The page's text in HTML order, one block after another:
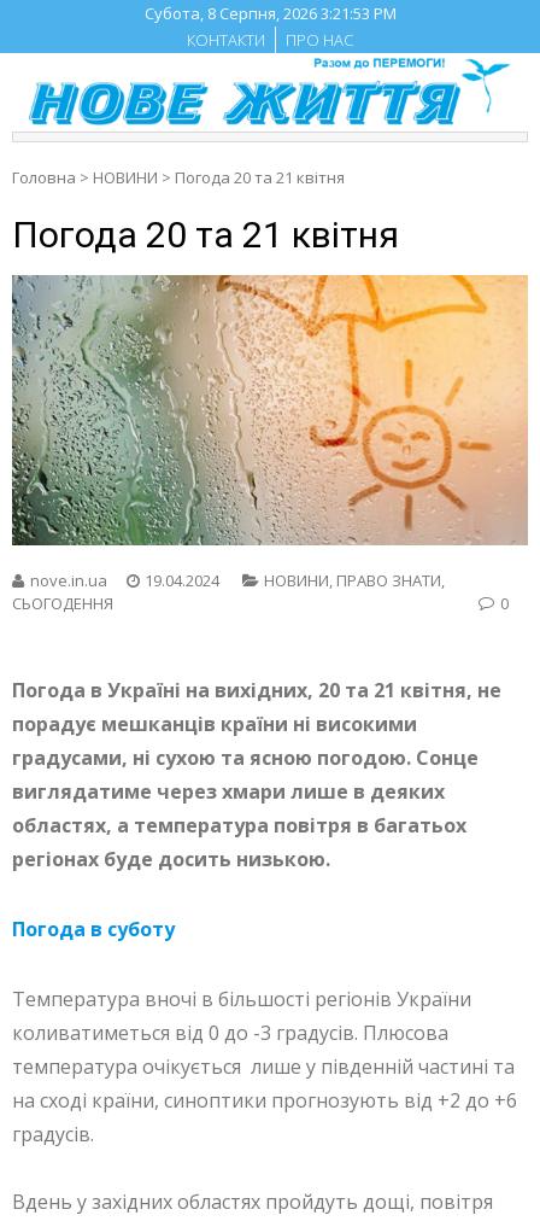
content
Субота, 8 Серпня, 20263:21:54 PM
КОНТАКТИ
ПРО НАС
Головна > НОВИНИ > Погода 20 та 21 квітня
Погода 20 та 21 квітня
nove.in.ua 19.04.2024 НОВИНИ, ПРАВО ЗНАТИ,
СЬОГОДЕННЯ
0
Погода в Україні на вихідних, 20 та 21 квітня, не
порадує мешканців країни ні високими
градусами, ні сухою та ясною погодою. Сонце
виглядатиме через хмари лише в деяких
областях, а температура повітря в багатьох
регіонах буде досить низькою.
Погода в суботу
Температура вночі в більшості регіонів України
коливатиметься від 0 до -3 градусів. Плюсова
температура очікується лише у південній частині та
на сході країни, синоптики прогнозують від +2 до +6
градусів.
Вдень у західних областях пройдуть дощі, повітря